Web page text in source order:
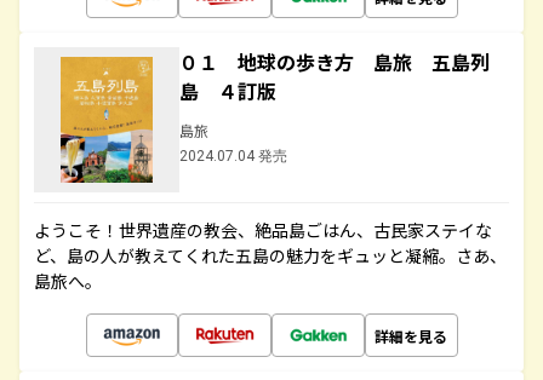
０１ 地球の歩き方 島旅 五島列
島 ４訂版
島旅
2024.07.04 発売
ようこそ！世界遺産の教会、絶品島ごはん、古民家ステイな
ど、島の人が教えてくれた五島の魅力をギュッと凝縮。さあ、
島旅へ。
詳細を見る